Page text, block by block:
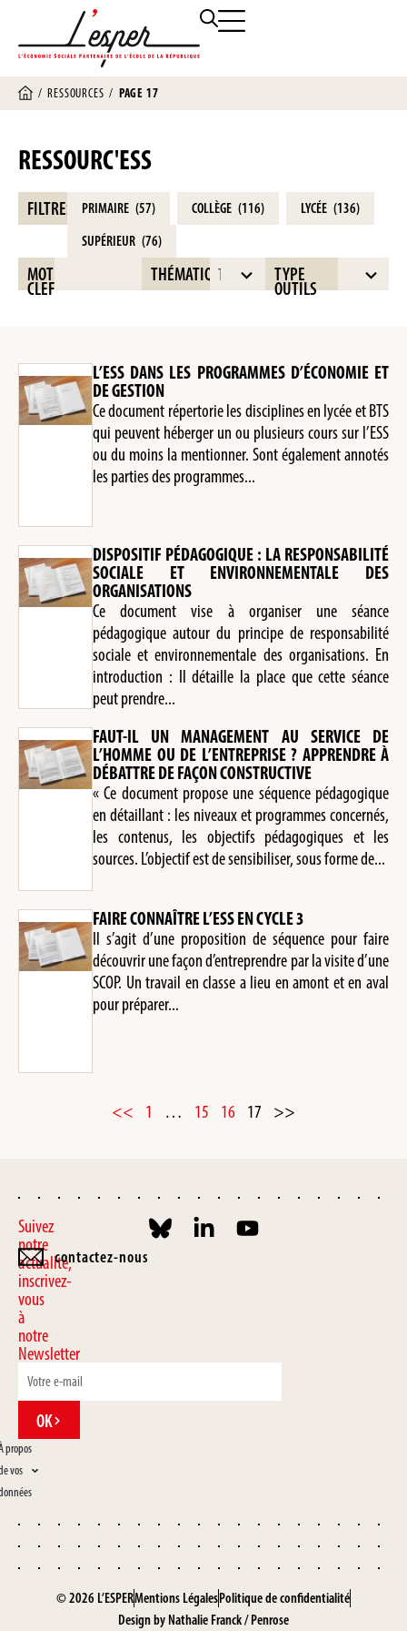
/RESSOURCES / PAGE 17
RESSOURC'ESS
FILTRES PRIMAIRE (57) COLLÈGE (116) LYCÉE (136)
SUPÉRIEUR (76)
MOT
CLEF
THÉMATIQUE
16
results
TYPE
OUTILS
Tous
results
L’ESS DANS LES PROGRAMMES D’ÉCONOMIE ET
DE GESTION
Ce document répertorie les disciplines en lycée et BTS
qui peuvent héberger un ou plusieurs cours sur l’ESS
ou du moins la mentionner. Sont également annotés
les parties des programmes...
DISPOSITIF PÉDAGOGIQUE : LA RESPONSABILITÉ
SOCIALE ET ENVIRONNEMENTALE DES
ORGANISATIONS
Ce document vise à organiser une séance
pédagogique autour du principe de responsabilité
sociale et environnementale des organisations. En
introduction : Il détaille la place que cette séance
peut prendre...
FAUT-IL UN MANAGEMENT AU SERVICE DE
L’HOMME OU DE L’ENTREPRISE ? APPRENDRE À
DÉBATTRE DE FAÇON CONSTRUCTIVE
« Ce document propose une séquence pédagogique
en détaillant : les niveaux et programmes concernés,
les contenus, les objectifs pédagogiques et les
sources. L’objectif est de sensibiliser, sous forme de...
FAIRE CONNAÎTRE L’ESS EN CYCLE 3
Il s’agit d’une proposition de séquence pour faire
découvrir une façon d’entreprendre par la visite d’une
SCOP. Un travail en classe a lieu en amont et en aval
pour préparer...
<< 1 … 15 16 17 >>
Suivez
notre
actualité,
inscrivez-
vous
à
notre
Newsletter
OK
propos
vos
contactez-nous
© 2026 L’ESPERMentions LégalesPolitique de confidentialité
Design by Nathalie Franck/Penrose